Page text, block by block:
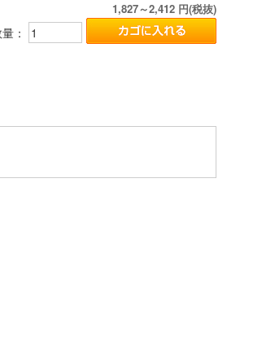
1,827～2,412 円(税抜)
：